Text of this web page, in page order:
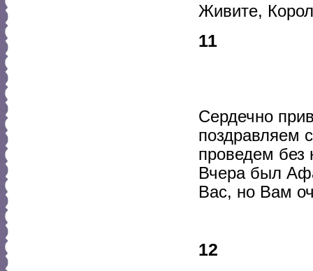
Живите,
11
Сердечно
поздравляем
проведем без
Вчера был
Вас, но Вам
12